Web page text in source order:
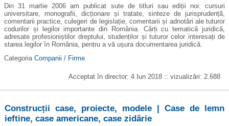
Din 31 martie 2006 am publicat sute de titluri sau ediții noi: cursuri
universitare, monografii, dicționare și tratate, sinteze de jurisprudență,
comentarii practice, culegeri de legislație, comentarii și adnotări ale tuturor
codurilor și legilor importante din România. Cărți cu tematică juridică,
adresate profesioniștilor dreptului, studenților și tuturor celor interesați de
starea legilor în România, pentru a vă ușura documentarea juridică.
Categoria Companii / Firme
Acceptat în director: 4 Iun 2018 :: vizualizări: 2.688
Construcții case, proiecte, modele | Case de lemn
ieftine, case americane, case zidărie